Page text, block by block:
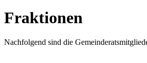
Fraktionen
Nachfolgend sind die